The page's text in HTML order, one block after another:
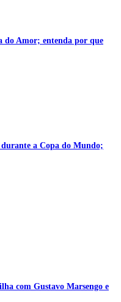
do Amor; entenda por que
a Copa do Mundo;
com Gustavo Marsengo e